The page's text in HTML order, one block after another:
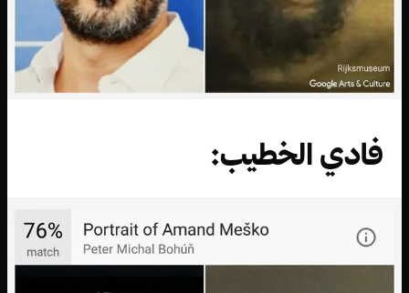
فادي الخطيب: